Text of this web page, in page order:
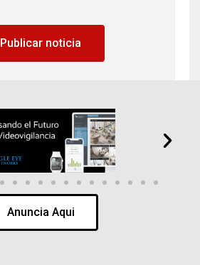
Publicar noticia
Anuncia Aqui